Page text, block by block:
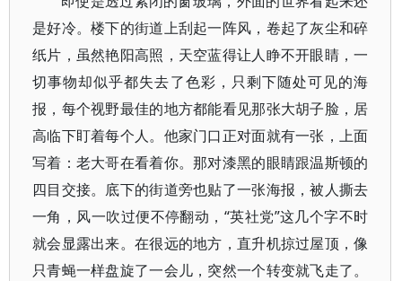
是好冷。楼下的街道上刮起一阵风，卷起了灰尘和碎
纸片，虽然艳阳高照，天空蓝得让人睁不开眼睛，一
切事物却似乎都失去了色彩，只剩下随处可见的海
报，每个视野最佳的地方都能看见那张大胡子脸，居
高临下盯着每个人。他家门口正对面就有一张，上面
写着：老大哥在看着你。那对漆黑的眼睛跟温斯顿的
四目交接。底下的街道旁也贴了一张海报，被人撕去
一角，风一吹过便不停翻动，“英社党”这几个字不时
就会显露出来。在很远的地方，直升机掠过屋顶，像
只青蝇一样盘旋了一会儿，突然一个转变就飞走了。